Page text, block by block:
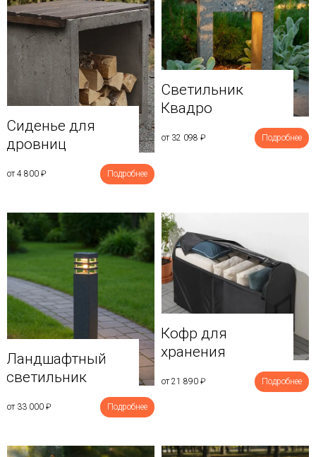
Сиденье для
дровниц
от 4 800 ₽ Подробнее
Светильник
Квадро
от 32 098 ₽ Подробнее
Ландшафтный
светильник
от 33 000 ₽ Подробнее
Кофр для
хранения
от 21 890 ₽ Подробнее